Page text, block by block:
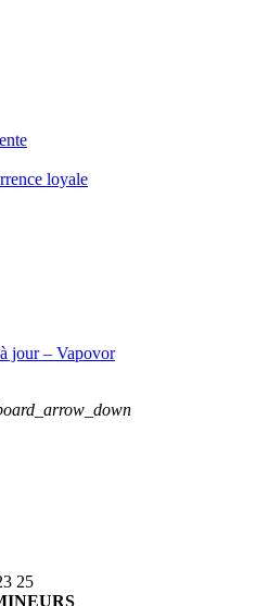
loyale
jour – Vapovor
25